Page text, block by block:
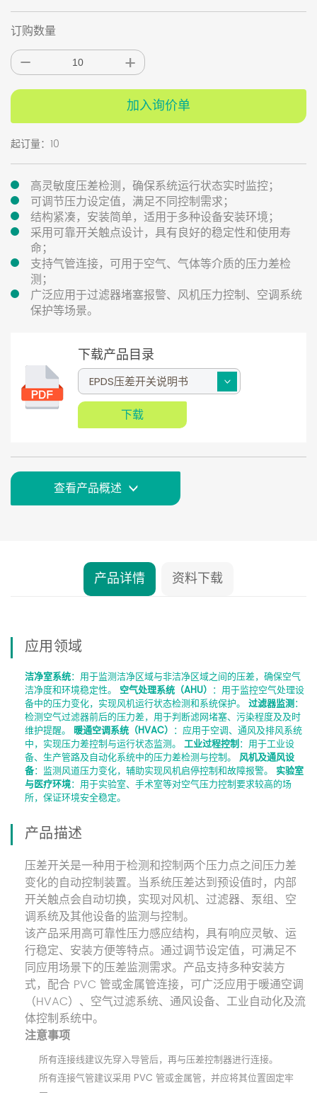
订购数量
加入询价单
起订量：10
高灵敏度压差检测，确保系统运行状态实时监控；
可调节压力设定值，满足不同控制需求；
结构紧凑，安装简单，适用于多种设备安装环境；
采用可靠开关触点设计，具有良好的稳定性和使用寿
命；
支持气管连接，可用于空气、气体等介质的压力差检
测；
广泛应用于过滤器堵塞报警、风机压力控制、空调系统
保护等场景。
下载产品目录
下载
查看产品概述
产品详情 资料下载
应用领域
洁净室系统：用于监测洁净区域与非洁净区域之间的压差，确保空气
洁净度和环境稳定性。 空气处理系统（AHU） ：用于监控空气处理设
备中的压力变化，实现风机运行状态检测和系统保护。 过滤器监测：
检测空气过滤器前后的压力差，用于判断滤网堵塞、污染程度及及时
维护提醒。 暖通空调系统（HVAC） ：应用于空调、通风及排风系统
中，实现压力差控制与运行状态监测。 工业过程控制：用于工业设
备、生产管路及自动化系统中的压力差检测与控制。 风机及通风设
备：监测风道压力变化，辅助实现风机启停控制和故障报警。 实验室
与医疗环境：用于实验室、手术室等对空气压力控制要求较高的场
所，保证环境安全稳定。
产品描述
压差开关是一种用于检测和控制两个压力点之间压力差
变化的自动控制装置。当系统压差达到预设值时，内部
开关触点会自动切换，实现对风机、过滤器、泵组、空
调系统及其他设备的监测与控制。
该产品采用高可靠性压力感应结构，具有响应灵敏、运
行稳定、安装方便等特点。通过调节设定值，可满足不
同应用场景下的压差监测需求。产品支持多种安装方
式，配合 PVC 管或金属管连接，可广泛应用于暖通空调
（HVAC）、空气过滤系统、通风设备、工业自动化及流
体控制系统中。
注意事项
所有连接线建议先穿入导管后，再与压差控制器进行连接。
所有连接气管建议采用 PVC 管或金属管，并应将其位置固定牢